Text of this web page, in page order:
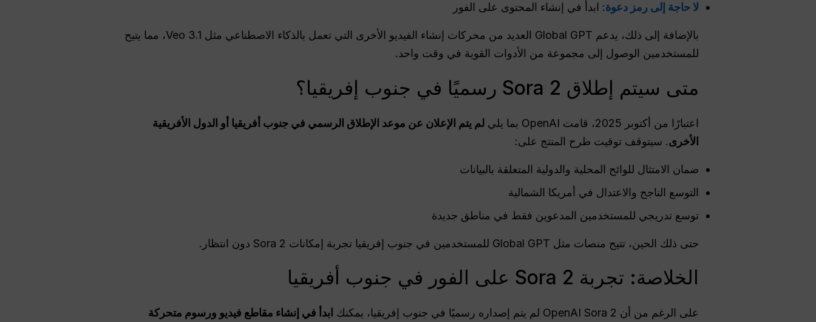
لا حاجة إلى رمز دعوة: ابدأ في إنشاء المحتوى على الفور
بالإضافة إلى ذلك، يدعم Global GPT العديد من محركات إنشاء الفيديو الأخرى التي تعمل بالذكاء الاصطناعي مثل Veo 3.1، مما يتيح
للمستخدمين الوصول إلى مجموعة من الأدوات القوية في وقت واحد.
متى سيتم إطلاق Sora 2 رسميًا في جنوب إفريقيا؟
اعتبارًا من أكتوبر 2025، قامت OpenAI بما يلي
لم يتم الإعلان عن موعد الإطلاق الرسمي في جنوب أفريقيا أو الدول الأفريقية
الأخرى. سيتوقف توقيت طرح المنتج على:
ضمان الامتثال للوائح المحلية والدولية المتعلقة بالبيانات
التوسع الناجح والاعتدال في أمريكا الشمالية
توسع تدريجي للمستخدمين المدعوين فقط في مناطق جديدة
حتى ذلك الحين، تتيح منصات مثل Global GPT للمستخدمين في جنوب إفريقيا تجربة إمكانات Sora 2 دون انتظار.
الخلاصة: تجربة Sora 2 على الفور في جنوب أفريقيا
على الرغم من أن OpenAI Sora 2 لم يتم إصداره رسميًا في جنوب إفريقيا، يمكنك ابدأ في إنشاء مقاطع فيديو ورسوم متحركة